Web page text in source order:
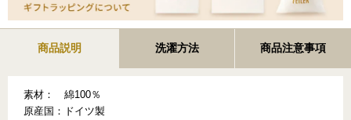
商品説明 洗濯方法 商品注意事項
素材：
綿100％
原産国： ドイツ製